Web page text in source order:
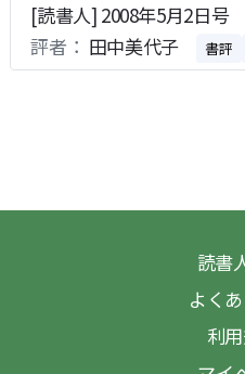
[読書人] 2008年5月2日号
評者： 田中美代子 書評
読書
よく
利